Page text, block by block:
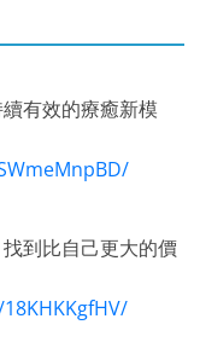
有效的療癒新模
到比自己更大的價